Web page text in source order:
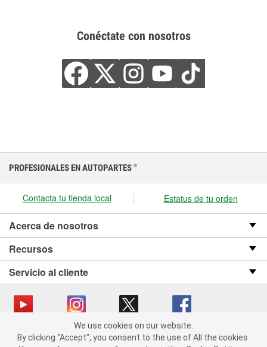
Conéctate con nosotros
We use cookies on our website. By clicking "Accept", you consent
to the use of All the cookies.
PROFESIONALES EN AUTOPARTES ®
Contacta tu tienda local Estatus de tu orden
Acerca de nosotros
Recursos
Servicio al cliente
Copyright © 2008-2026 O’Reilly Auto Parts v OST_3.2.0.0.729 (3) cv1361
We use cookies on our website.
By clicking "Accept", you consent to the use of All the cookies.